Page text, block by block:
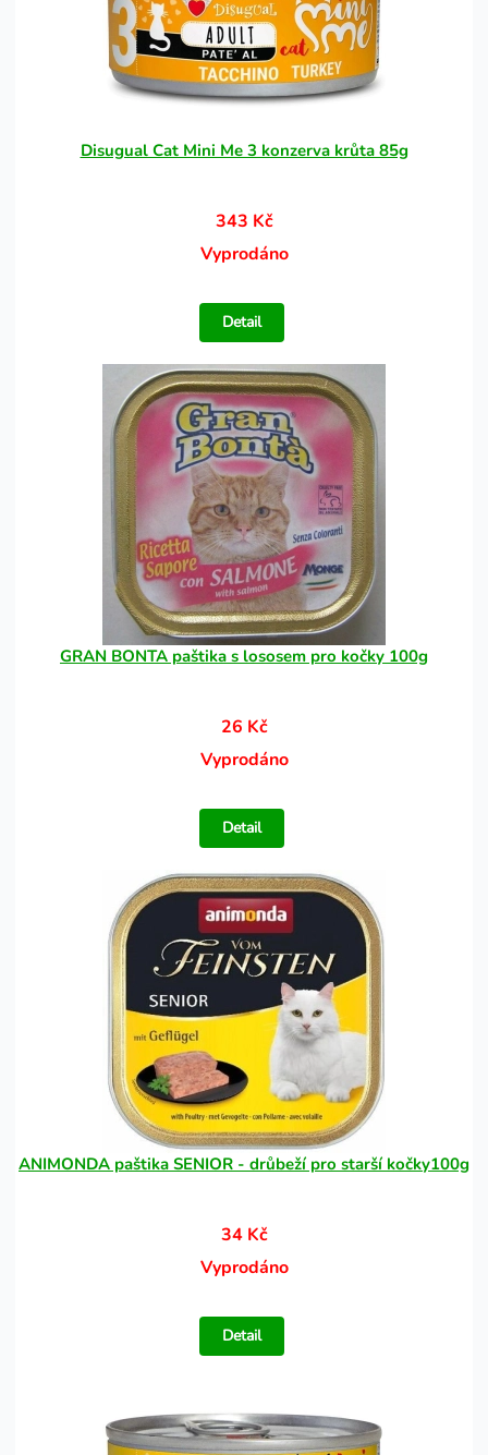
Disugual Cat Mini Me 3 konzerva krůta 85g
343 Kč
Vyprodáno
Detail
GRAN BONTA paštika s lososem pro kočky 100g
26 Kč
Vyprodáno
Detail
ANIMONDA paštika SENIOR - drůbeží pro starší kočky100g
34 Kč
Vyprodáno
Detail